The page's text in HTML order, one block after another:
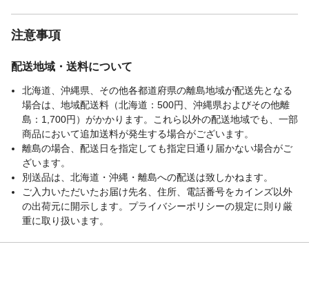
注意事項
配送地域・送料について
北海道、沖縄県、その他各都道府県の離島地域が配送先となる
場合は、地域配送料（北海道：500円、沖縄県およびその他離
島：1,700円）がかかります。これら以外の配送地域でも、一部
商品において追加送料が発生する場合がございます。
離島の場合、配送日を指定しても指定日通り届かない場合がご
ざいます。
別送品は、北海道・沖縄・離島への配送は致しかねます。
ご入力いただいたお届け先名、住所、電話番号をカインズ以外
の出荷元に開示します。プライバシーポリシーの規定に則り厳
重に取り扱います。